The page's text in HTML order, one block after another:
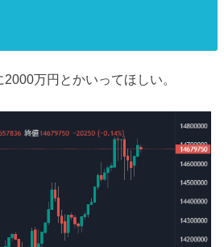
万円とかいってほしい。